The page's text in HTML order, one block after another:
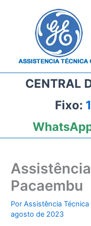
CENTRAL
Fixo:
Pacaembu
PorAssistência
agosto de 2023